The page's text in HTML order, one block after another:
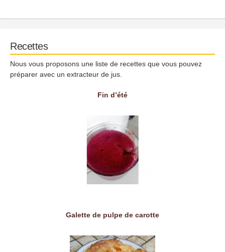
Recettes
Nous vous proposons une liste de recettes que vous pouvez
préparer avec un extracteur de jus.
Fin d’été
Galette de pulpe de carotte